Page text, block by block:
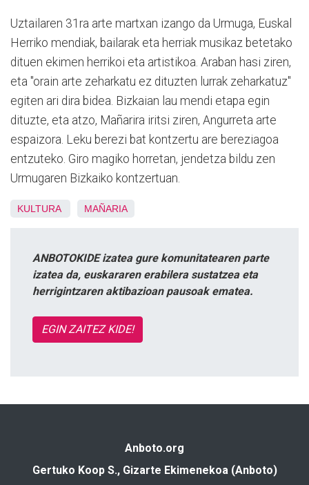
Uztailaren 31ra arte martxan izango da Urmuga, Euskal
Herriko mendiak, bailarak eta herriak musikaz betetako
dituen ekimen herrikoi eta artistikoa. Araban hasi ziren,
eta "orain arte zeharkatu ez dituzten lurrak zeharkatuz"
egiten ari dira bidea. Bizkaian lau mendi etapa egin
dituzte, eta atzo, Mañarira iritsi ziren, Angurreta arte
espaizora. Leku berezi bat kontzertu are bereziagoa
entzuteko. Giro magiko horretan, jendetza bildu zen
Urmugaren Bizkaiko kontzertuan.
KULTURA MAÑARIA
ANBOTOKIDE izatea gure komunitatearen parte
izatea da, euskararen erabilera sustatzea eta
herrigintzaren aktibazioan pausoak ematea.
EGIN ZAITEZ KIDE!
Anboto.org
Gertuko Koop S., Gizarte Ekimenekoa (Anboto)